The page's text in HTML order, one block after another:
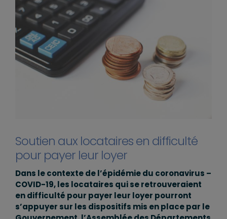
Soutien aux locataires en difficulté
pour payer leur loyer
Dans le contexte de l’épidémie du coronavirus –
COVID-19, les locataires qui se retrouveraient
en difficulté pour payer leur loyer pourront
s’appuyer sur les dispositifs mis en place par le